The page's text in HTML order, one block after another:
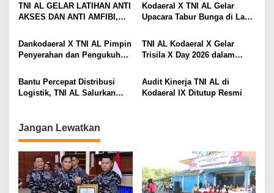
s
Arang Bakau di Perairan
TNI AL GELAR LATIHAN ANTI
AKSES DAN ANTI AMFIBI,
TANGKAPAN TIMAH DAN
LOGAM TANAH JARANG
SENILAI RP 173,6 MILYAR
Kodaeral X TNI AL Gelar
Upacara Tabur Bunga di Laut
Samudera 2026
Dankodaeral X TNI AL Pimpin
Penyerahan dan Pengukuhan
Lingkungan Kodaeral X
TNI AL Kodaeral X Gelar
Trisila X Day 2026 dalam
Samudera
Bantu Percepat Distribusi
Logistik, TNI AL Salurkan
Aceh
Audit Kinerja TNI AL di
Kodaeral IX Ditutup Resmi
Jangan Lewatkan